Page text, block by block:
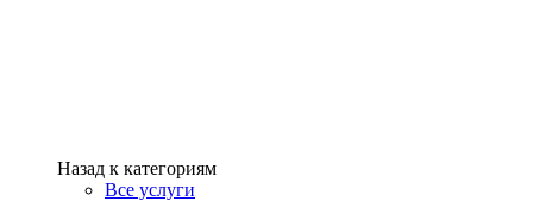
Назад к категориям
Все услуги